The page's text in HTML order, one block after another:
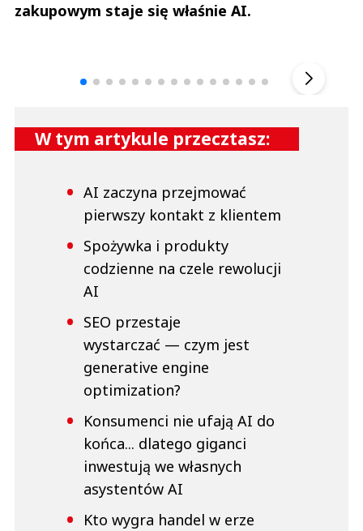
zakupowym staje się właśnie AI.
W tym artykule przecztasz:
AI zaczyna przejmować
pierwszy kontakt z klientem
Spożywka i produkty
codzienne na czele rewolucji
AI
SEO przestaje
wystarczać — czym jest
generative engine
optimization?
Konsumenci nie ufają AI do
końca... dlatego giganci
inwestują we własnych
asystentów AI
Kto wygra handel w erze